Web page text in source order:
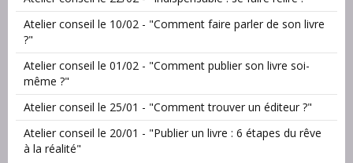
Atelier conseil le 10/02 - "Comment faire parler de son livre
?"
Atelier conseil le 01/02 - "Comment publier son livre soi-
même ?"
Atelier conseil le 25/01 - "Comment trouver un éditeur ?"
Atelier conseil le 20/01 - "Publier un livre : 6 étapes du rêve
à la réalité"